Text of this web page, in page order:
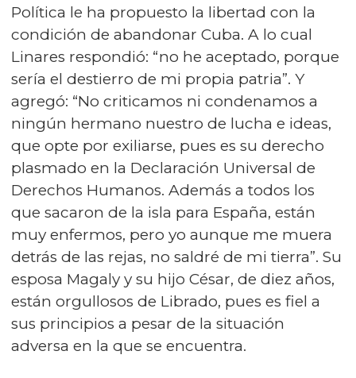
Política le ha propuesto la libertad con la
condición de abandonar Cuba. A lo cual
Linares respondió: “no he aceptado, porque
sería el destierro de mi propia patria”. Y
agregó: “No criticamos ni condenamos a
ningún hermano nuestro de lucha e ideas,
que opte por exiliarse, pues es su derecho
plasmado en la Declaración Universal de
Derechos Humanos. Además a todos los
que sacaron de la isla para España, están
muy enfermos, pero yo aunque me muera
detrás de las rejas, no saldré de mi tierra”. Su
esposa Magaly y su hijo César, de diez años,
están orgullosos de Librado, pues es fiel a
sus principios a pesar de la situación
adversa en la que se encuentra.